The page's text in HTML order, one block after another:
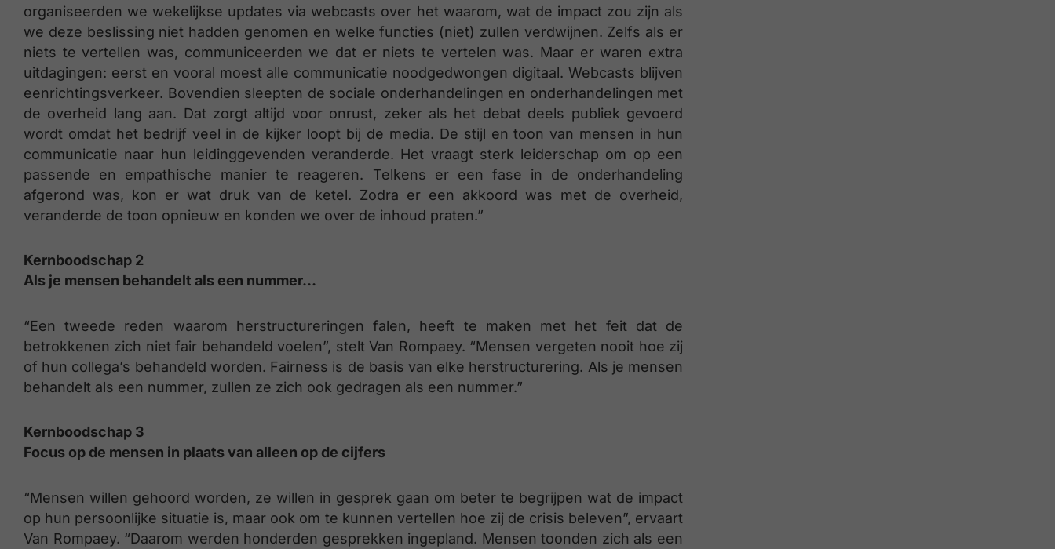
organiseerden we wekelijkse updates via webcasts over het waarom, wat de impact zou zijn als
we deze beslissing niet hadden genomen en welke functies (niet) zullen verdwijnen. Zelfs als er
niets te vertellen was, communiceerden we dat er niets te vertelen was. Maar er waren extra
uitdagingen: eerst en vooral moest alle communicatie noodgedwongen digitaal. Webcasts blijven
eenrichtingsverkeer. Bovendien sleepten de sociale onderhandelingen en onderhandelingen met
de overheid lang aan. Dat zorgt altijd voor onrust, zeker als het debat deels publiek gevoerd
wordt omdat het bedrijf veel in de kijker loopt bij de media. De stijl en toon van mensen in hun
communicatie naar hun leidinggevenden veranderde. Het vraagt sterk leiderschap om op een
passende en empathische manier te reageren. Telkens er een fase in de onderhandeling
afgerond was, kon er wat druk van de ketel. Zodra er een akkoord was met de overheid,
veranderde de toon opnieuw en konden we over de inhoud praten.”
Kernboodschap 2
Als je mensen behandelt als een nummer…
“Een tweede reden waarom herstructureringen falen, heeft te maken met het feit dat de
betrokkenen zich niet fair behandeld voelen”, stelt Van Rompaey. “Mensen vergeten nooit hoe zij
of hun collega’s behandeld worden. Fairness is de basis van elke herstructurering. Als je mensen
behandelt als een nummer, zullen ze zich ook gedragen als een nummer.”
Kernboodschap 3
Focus op de mensen in plaats van alleen op de cijfers
“Mensen willen gehoord worden, ze willen in gesprek gaan om beter te begrijpen wat de impact
op hun persoonlijke situatie is, maar ook om te kunnen vertellen hoe zij de crisis beleven”, ervaart
Van Rompaey. “Daarom werden honderden gesprekken ingepland. Mensen toonden zich als een